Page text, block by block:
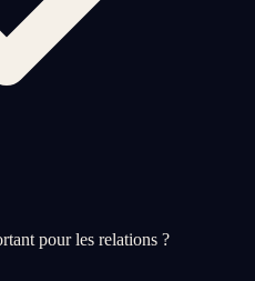
pour les relations ?